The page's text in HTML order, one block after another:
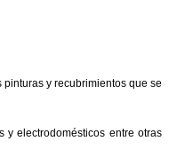
pinturas y recubrimientos que se
y electrodomésticos entre otras